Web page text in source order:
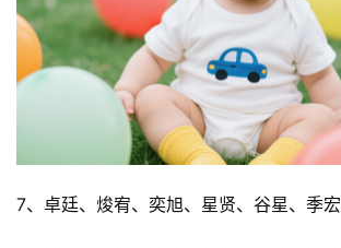
7、卓廷、焌宥、奕旭、星贤、谷星、季宏